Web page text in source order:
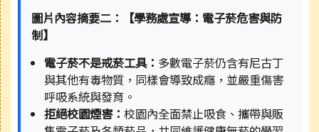
圖片內容摘要二：【學務處宣導：電子菸危害與防
制】
電子菸不是戒菸工具： 多數電子菸仍含有尼古丁
與其他有毒物質，同樣會導致成癮，並嚴重傷害
呼吸系統與發育。
拒絕校園煙害：校園內全面禁止吸食、攜帶與販